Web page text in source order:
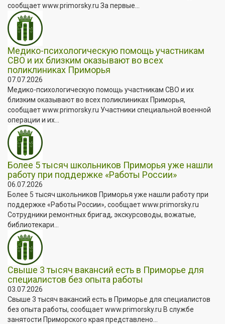
сообщает www.primorsky.ru За первые...
Медико-психологическую помощь участникам
СВО и их близким оказывают во всех
поликлиниках Приморья
07.07.2026
Медико-психологическую помощь участникам СВО и их
близким оказывают во всех поликлиниках Приморья,
сообщает www.primorsky.ru Участники специальной военной
операции и их...
Более 5 тысяч школьников Приморья уже нашли
работу при поддержке «Работы России»
06.07.2026
Более 5 тысяч школьников Приморья уже нашли работу при
поддержке «Работы России», сообщает www.primorsky.ru
Сотрудники ремонтных бригад, экскурсоводы, вожатые,
библиотекари...
Свыше 3 тысяч вакансий есть в Приморье для
специалистов без опыта работы
03.07.2026
Свыше 3 тысяч вакансий есть в Приморье для специалистов
без опыта работы, сообщает www.primorsky.ru В службе
занятости Приморского края представлено...